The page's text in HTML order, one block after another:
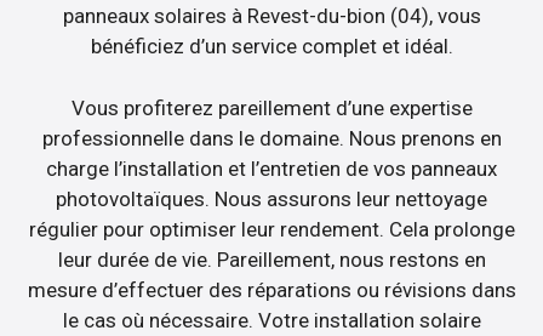
panneaux solaires à Revest-du-bion (04), vous
bénéficiez d’un service complet et idéal.
Vous profiterez pareillement d’une expertise
professionnelle dans le domaine. Nous prenons en
charge l’installation et l’entretien de vos panneaux
photovoltaïques. Nous assurons leur nettoyage
régulier pour optimiser leur rendement. Cela prolonge
leur durée de vie. Pareillement, nous restons en
mesure d’effectuer des réparations ou révisions dans
le cas où nécessaire. Votre installation solaire